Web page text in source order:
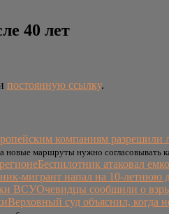
40 лет
постоянную ссылку.
компаниям разрешили
новые маршруты нужно
Беспилотник атаковал
мигрант напал на 10-летнюю
Очевидцы сообщили о
Верховный суд объяснил, когда